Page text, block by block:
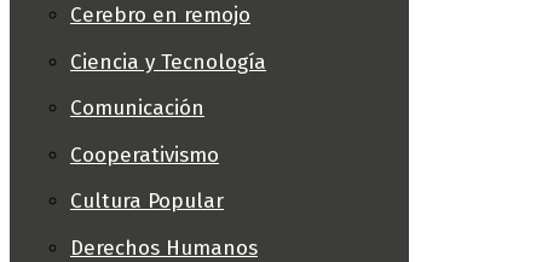
Cerebro en remojo
Ciencia y Tecnología
Comunicación
Cooperativismo
Cultura Popular
Derechos Humanos